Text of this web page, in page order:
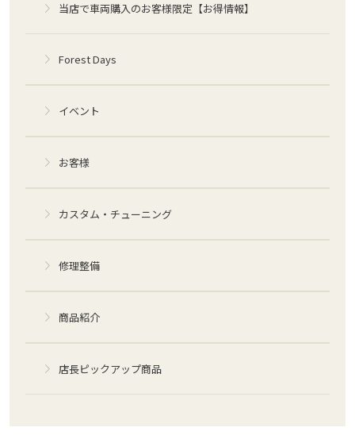
当店で車両購入のお客様限定【お得情報】
Forest Days
イベント
お客様
カスタム・チューニング
修理整備
商品紹介
店長ピックアップ商品